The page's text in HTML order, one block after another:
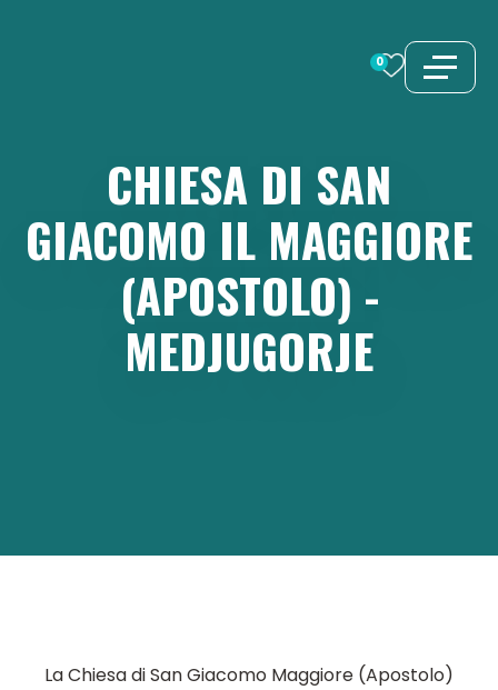
0
CHIESA DI SAN
GIACOMO IL MAGGIORE
(APOSTOLO) -
MEDJUGORJE
La Chiesa di San Giacomo Maggiore (Apostolo)